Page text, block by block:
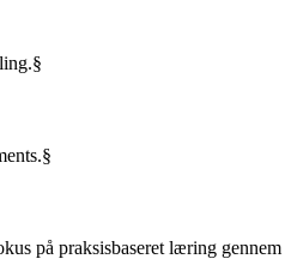
på praksisbaseret læring gennem